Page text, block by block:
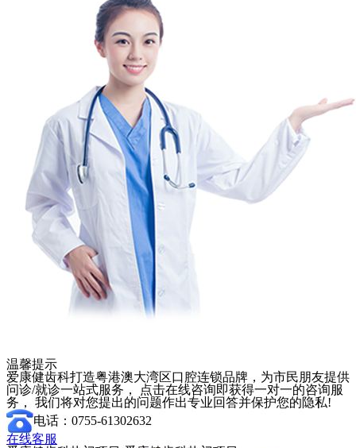
温馨提示
爱康健齿科打造粤港澳大湾区口腔连锁品牌，为市民朋友提供
问诊/就诊一站式服务， 点击在线咨询即获得一对一的咨询服
务， 我们将对您提出的问题作出专业回答并保护您的隐私!
电话：0755-61302632
在线客服